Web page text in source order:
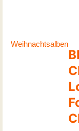
Weihnachtsalben